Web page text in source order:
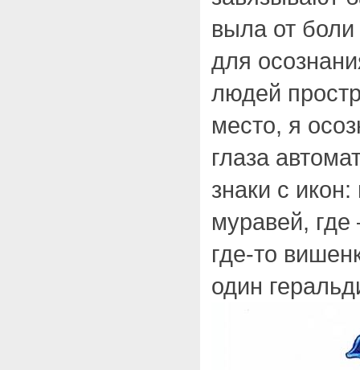
выла от боли
для
людей
место, я
глаза
знаки с
муравей,
где-то
один